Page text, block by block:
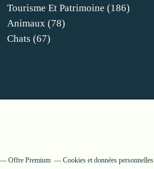
Tourisme Et Patrimoine (186)
Animaux (78)
Chats (67)
Offre Premium Cookies et données personnelles